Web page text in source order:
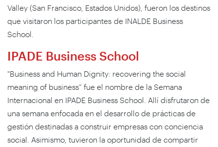
Valley (San Francisco, Estados Unidos), fueron los destinos
que visitaron los participantes de INALDE Business
School.
IPADE Business School
"Business and Human Dignity: recovering the social
meaning of business” fue el nombre de la Semana
Internacional en IPADE Business School. Allí disfrutaron de
una semana enfocada en el desarrollo de prácticas de
gestión destinadas a construir empresas con conciencia
social. Asimismo, tuvieron la oportunidad de compartir